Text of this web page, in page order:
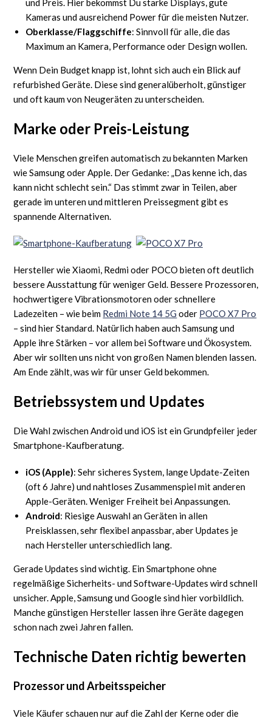
und Preis. Hier bekommst Du starke Displays, gute
Kameras und ausreichend Power für die meisten Nutzer.
Oberklasse/Flaggschiffe: Sinnvoll für alle, die das
Maximum an Kamera, Performance oder Design wollen.
Wenn Dein Budget knapp ist, lohnt sich auch ein Blick auf
refurbished Geräte. Diese sind generalüberholt, günstiger
und oft kaum von Neugeräten zu unterscheiden.
Marke oder Preis-Leistung
Viele Menschen greifen automatisch zu bekannten Marken
wie Samsung oder Apple. Der Gedanke: „Das kenne ich, das
kann nicht schlecht sein.“ Das stimmt zwar in Teilen, aber
gerade im unteren und mittleren Preissegment gibt es
spannende Alternativen.
Hersteller wie Xiaomi, Redmi oder POCO bieten oft deutlich
bessere Ausstattung für weniger Geld. Bessere Prozessoren,
hochwertigere Vibrationsmotoren oder schnellere
Ladezeiten – wie beim Redmi Note 14 5G oder POCO X7 Pro
– sind hier Standard. Natürlich haben auch Samsung und
Apple ihre Stärken – vor allem bei Software und Ökosystem.
Aber wir sollten uns nicht von großen Namen blenden lassen.
Am Ende zählt, was wir für unser Geld bekommen.
Betriebssystem und Updates
Die Wahl zwischen Android und iOS ist ein Grundpfeiler jeder
Smartphone-Kaufberatung.
iOS (Apple): Sehr sicheres System, lange Update-Zeiten
(oft 6 Jahre) und nahtloses Zusammenspiel mit anderen
Apple-Geräten. Weniger Freiheit bei Anpassungen.
Android: Riesige Auswahl an Geräten in allen
Preisklassen, sehr flexibel anpassbar, aber Updates je
nach Hersteller unterschiedlich lang.
Gerade Updates sind wichtig. Ein Smartphone ohne
regelmäßige Sicherheits- und Software-Updates wird schnell
unsicher. Apple, Samsung und Google sind hier vorbildlich.
Manche günstigen Hersteller lassen ihre Geräte dagegen
schon nach zwei Jahren fallen.
Technische Daten richtig bewerten
Prozessor und Arbeitsspeicher
Viele Käufer schauen nur auf die Zahl der Kerne oder die